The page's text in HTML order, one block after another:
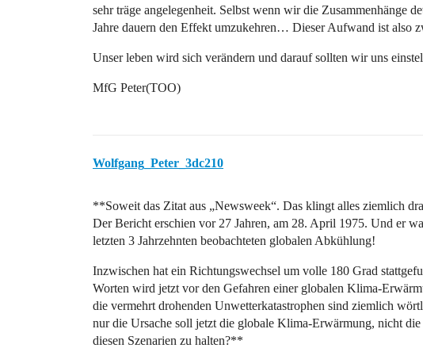
sehr träge angelegenheit. Selbst wenn wir die Zusammenhänge
Jahre dauern den Effekt umzukehren… Dieser Aufwand ist also
Unser leben wird sich verändern und darauf sollten wir uns
MfG Peter(TOO)
Wolfgang_Peter_3dc210
**Soweit das Zitat aus „Newsweek“. Das klingt alles ziemlich
Der Bericht erschien vor 27 Jahren, am 28. April 1975. Und er
letzten 3 Jahrzehnten beobachteten globalen Abkühlung!
Inzwischen hat ein Richtungswechsel um volle 180 Grad
Worten wird jetzt vor den Gefahren einer globalen Klima-
die vermehrt drohenden Unwetterkatastrophen sind ziemlich
nur die Ursache soll jetzt die globale Klima-Erwärmung, nicht
diesen Szenarien zu halten?**